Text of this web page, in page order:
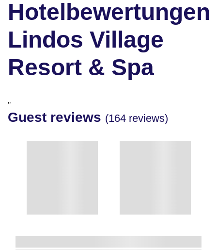
Hotelbewertungen
Lindos Village
Resort & Spa
"
Guest reviews (164 reviews)